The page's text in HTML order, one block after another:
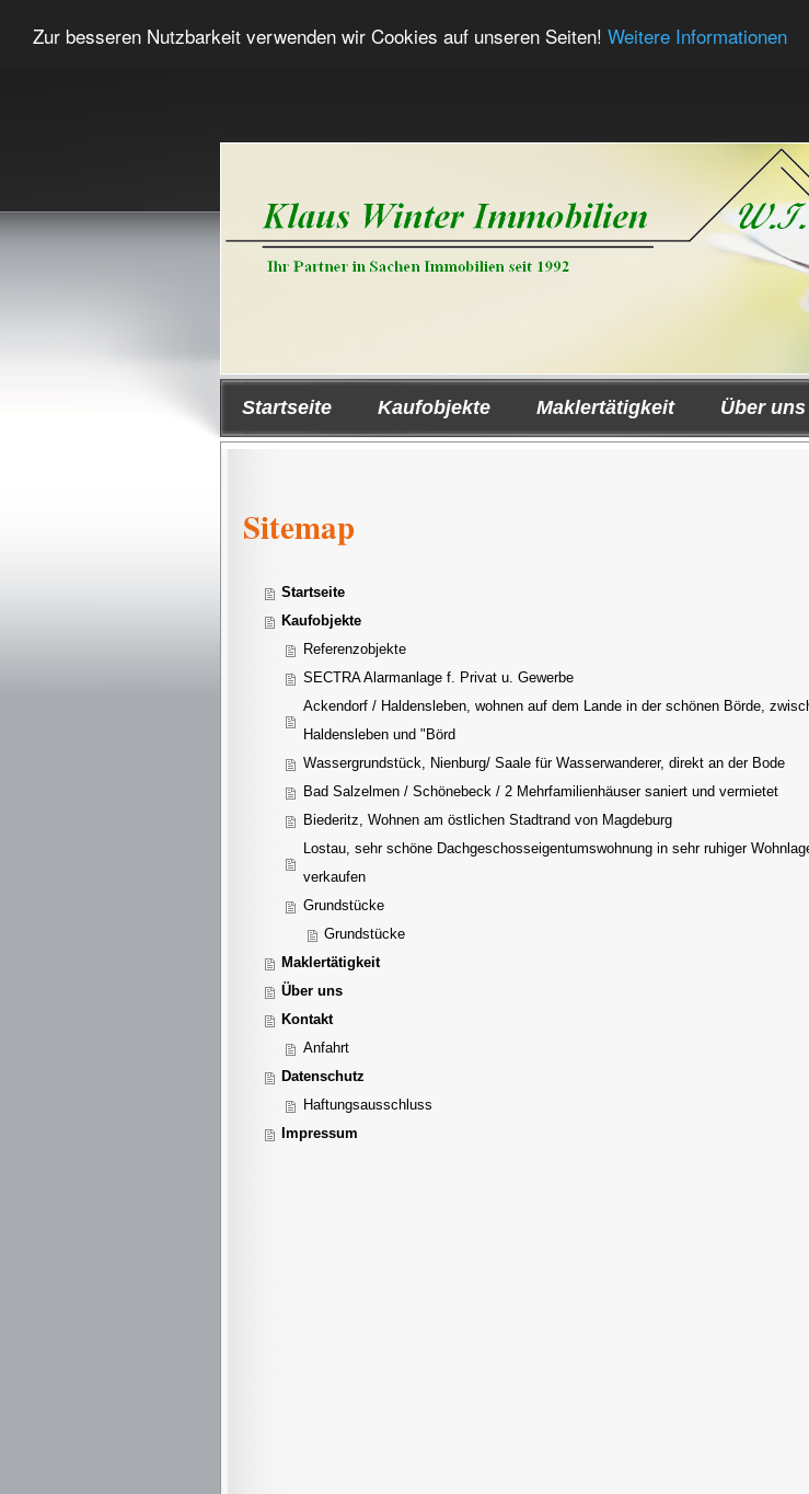
Zur besseren Nutzbarkeit verwenden wir Cookies auf unseren Seiten! Weitere Informationen
Startseite Kaufobjekte Maklertätigkeit Über uns
Sitemap
Startseite
Kaufobjekte
Referenzobjekte
SECTRA Alarmanlage f. Privat u. Gewerbe
Ackendorf / Haldensleben, wohnen auf dem Lande in der schönen Börde,
Haldensleben und "Börd
Wassergrundstück, Nienburg/ Saale für Wasserwanderer, direkt an der Bode
Bad Salzelmen / Schönebeck / 2 Mehrfamilienhäuser saniert und vermietet
Biederitz, Wohnen am östlichen Stadtrand von Magdeburg
Lostau, sehr schöne Dachgeschosseigentumswohnung in sehr ruhiger
verkaufen
Grundstücke
Grundstücke
Maklertätigkeit
Über uns
Kontakt
Anfahrt
Datenschutz
Haftungsausschluss
Impressum